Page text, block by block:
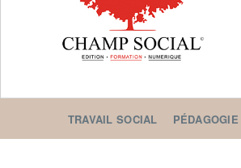
TRAVAIL SOCIAL PÉDAGOGIE